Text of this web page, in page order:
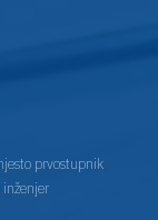
prvostupnik